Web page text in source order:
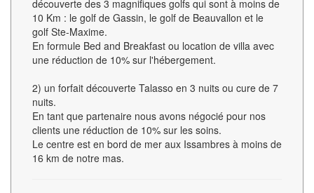
découverte des 3 magnifiques golfs qui sont à moins de
10 Km : le golf de Gassin, le golf de Beauvallon et le
golf Ste-Maxime.
En formule Bed and Breakfast ou location de villa avec
une réduction de 10% sur l'hébergement.
2) un forfait découverte Talasso en 3 nuits ou cure de 7
nuits.
En tant que partenaire nous avons négocié pour nos
clients une réduction de 10% sur les soins.
Le centre est en bord de mer aux Issambres à moins de
16 km de notre mas.